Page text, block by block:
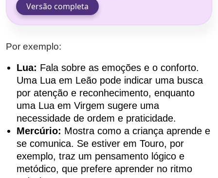
Versão completa
Por exemplo:
Lua: Fala sobre as emoções e o conforto.
Uma Lua em Leão pode indicar uma busca
por atenção e reconhecimento, enquanto
uma Lua em Virgem sugere uma
necessidade de ordem e praticidade.
Mercúrio: Mostra como a criança aprende e
se comunica. Se estiver em Touro, por
exemplo, traz um pensamento lógico e
metódico, que prefere aprender no ritmo